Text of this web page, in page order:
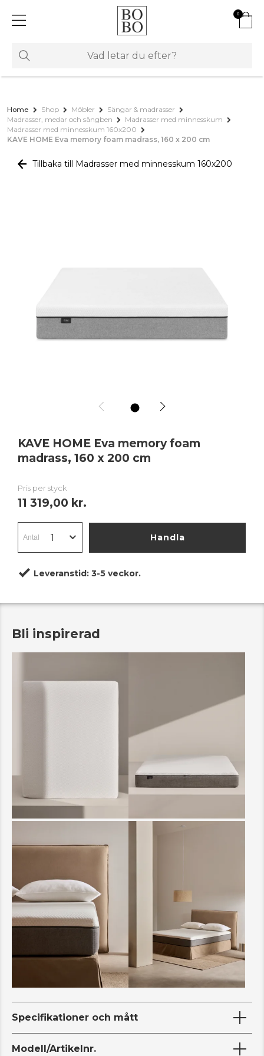
0
Home Shop Möbler
Sängar & madrasser
Madrasser, medar och sängben
Madrasser med minnesskum
Madrasser med minnesskum 160x200
KAVE HOME Eva memory foam madrass, 160 x 200 cm
Tillbaka till Madrasser med minnesskum 160x200
KAVE HOME Eva memory foam
madrass, 160 x 200 cm
Pris per styck
11 319,00 kr.
Handla
Leveranstid: 3-5 veckor.
Bli inspirerad
Specifikationer och mått
Modell/Artikelnr.